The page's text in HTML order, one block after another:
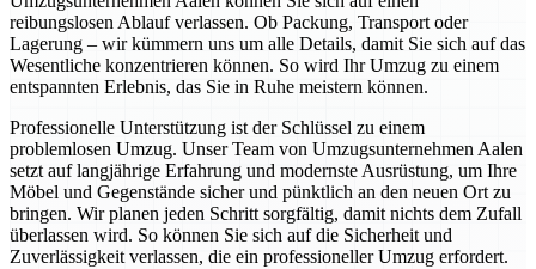
reibungslosen Ablauf verlassen. Ob Packung, Transport oder
Lagerung – wir kümmern uns um alle Details, damit Sie sich auf das
Wesentliche konzentrieren können. So wird Ihr Umzug zu einem
entspannten Erlebnis, das Sie in Ruhe meistern können.
Professionelle Unterstützung ist der Schlüssel zu einem
problemlosen Umzug. Unser Team von Umzugsunternehmen Aalen
setzt auf langjährige Erfahrung und modernste Ausrüstung, um Ihre
Möbel und Gegenstände sicher und pünktlich an den neuen Ort zu
bringen. Wir planen jeden Schritt sorgfältig, damit nichts dem Zufall
überlassen wird. So können Sie sich auf die Sicherheit und
Zuverlässigkeit verlassen, die ein professioneller Umzug erfordert.